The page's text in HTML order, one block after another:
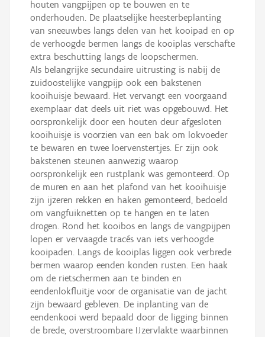
houten vangpijpen op te bouwen en te
onderhouden. De plaatselijke heesterbeplanting
van sneeuwbes langs delen van het kooipad en op
de verhoogde bermen langs de kooiplas verschafte
extra beschutting langs de loopschermen.
Als belangrijke secundaire uitrusting is nabij de
zuidoostelijke vangpijp ook een bakstenen
kooihuisje bewaard. Het vervangt een voorgaand
exemplaar dat deels uit riet was opgebouwd. Het
oorspronkelijk door een houten deur afgesloten
kooihuisje is voorzien van een bak om lokvoeder
te bewaren en twee loervenstertjes. Er zijn ook
bakstenen steunen aanwezig waarop
oorspronkelijk een rustplank was gemonteerd. Op
de muren en aan het plafond van het kooihuisje
zijn ijzeren rekken en haken gemonteerd, bedoeld
om vangfuiknetten op te hangen en te laten
drogen. Rond het kooibos en langs de vangpijpen
lopen er vervaagde tracés van iets verhoogde
kooipaden. Langs de kooiplas liggen ook verbrede
bermen waarop eenden konden rusten. Een haak
om de rietschermen aan te binden en
eendenlokfluitje voor de organisatie van de jacht
zijn bewaard gebleven. De inplanting van de
eendenkooi werd bepaald door de ligging binnen
de brede, overstroombare IJzervlakte waarbinnen